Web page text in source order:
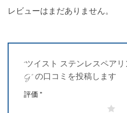
レビューはまだありません。
“ツイスト ステンレスペアリ
G” の口コミを投稿します
評価 *